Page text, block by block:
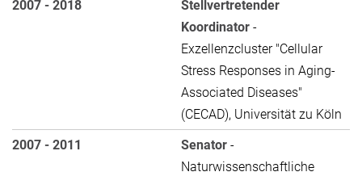
2007 - 2018
Stellvertretender
Koordinator -
Exzellenzcluster "Cellular
Stress Responses in Aging-
Associated Diseases"
(CECAD), Universität zu Köln
2007 - 2011
Senator -
Naturwissenschaftliche